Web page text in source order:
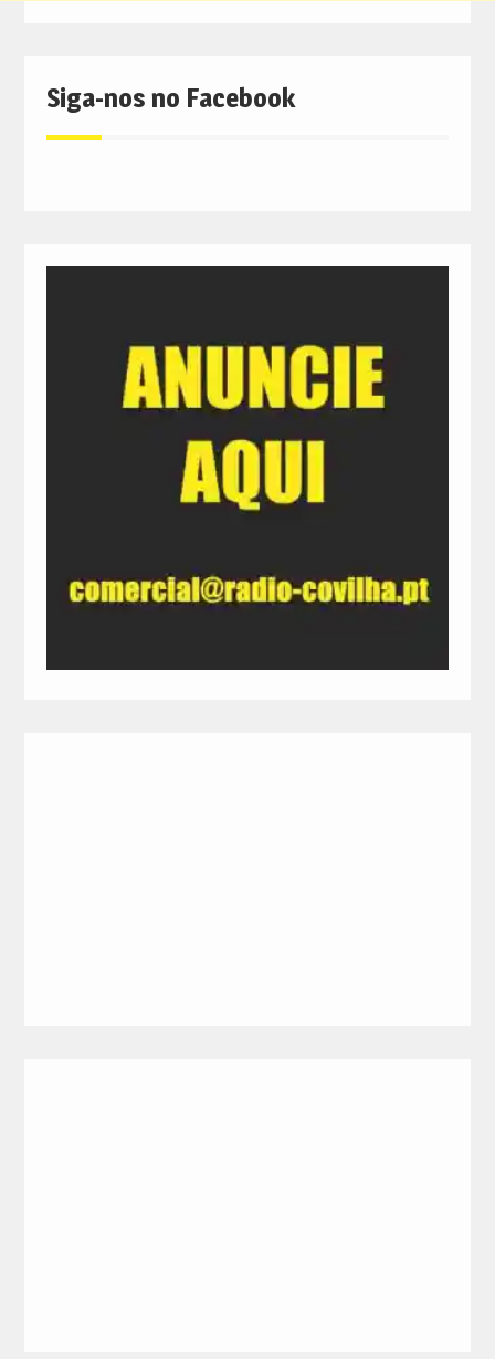
Siga-nos no Facebook